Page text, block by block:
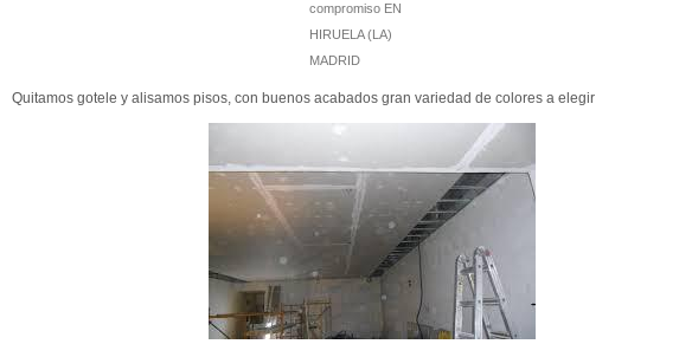
compromiso EN
HIRUELA (LA)
MADRID
Quitamos gotele y alisamos pisos, con buenos acabados gran variedad de colores a elegir